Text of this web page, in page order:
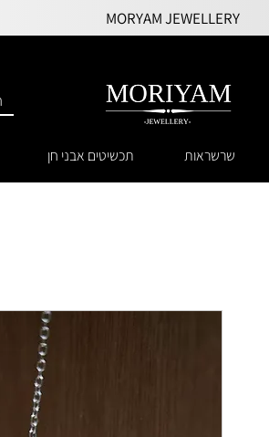
MORYAM JEWELLERY
שרשראות תכשיטים אבני חן